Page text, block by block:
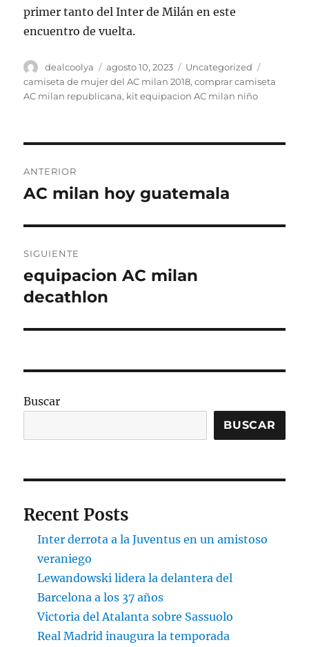
primer tanto del Inter de Milán en este
encuentro de vuelta.
Autor
dealcoolya
Publicado
el
agosto 10, 2023 Categorías
Uncategorized
camiseta de mujer del AC milan 2018,comprar camiseta
AC milan republicana, kit equipacion AC milan niño
de
ANTERIOR
Entrada
AC milan hoy guatemala
SIGUIENTE
Entrada
siguiente:
equipacion AC milan
decathlon
Buscar
BUSCAR
Recent Posts
Inter derrota a la Juventus en un amistoso
veraniego
Lewandowski lidera la delantera del
Barcelona a los 37 años
Victoria del Atalanta sobre Sassuolo
Real Madrid inaugura la temporada